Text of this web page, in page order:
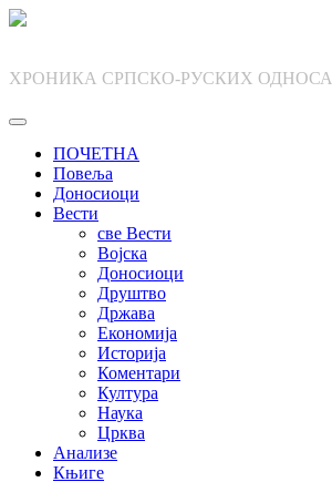
Skip
ХРОНИКА СРПСКО-РУСКИХ ОДНОСА
ПОЧЕТНА
Повеља
Доносиоци
Вести
све Вести
Војска
Доносиоци
Друштво
Држава
Економија
Историја
Коментари
Култура
Наука
Црква
Анализе
Књиге